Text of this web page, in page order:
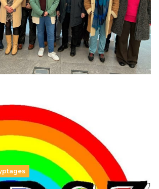
ensemble : un échange croisé
pour changer d’approche
Éducation a mené un projet Erasmus
Européenne et centré sur l'éducation
: quelles différences entre la France…